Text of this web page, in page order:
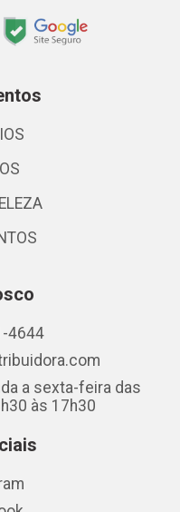
4644
a sexta-feira das
às 17h30